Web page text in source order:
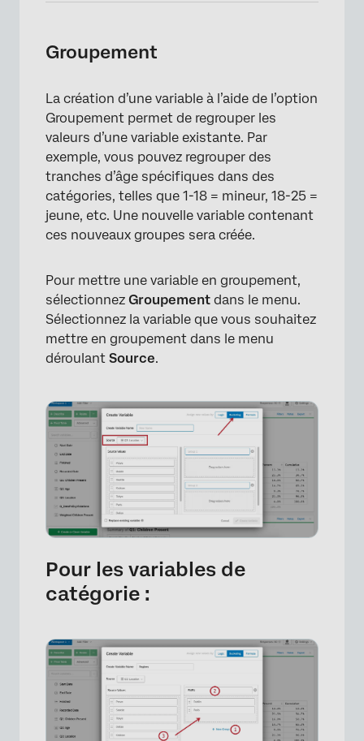
×
Groupement
La création d’une variable à l’aide de l’option
Groupement permet de regrouper les
valeurs d’une variable existante. Par
exemple, vous pouvez regrouper des
tranches d’âge spécifiques dans des
catégories, telles que 1-18 = mineur, 18-25 =
jeune, etc. Une nouvelle variable contenant
ces nouveaux groupes sera créée.
Pour mettre une variable en groupement,
sélectionnez Groupement dans le menu.
Sélectionnez la variable que vous souhaitez
mettre en groupement dans le menu
déroulant Source.
Pour les variables de
catégorie :